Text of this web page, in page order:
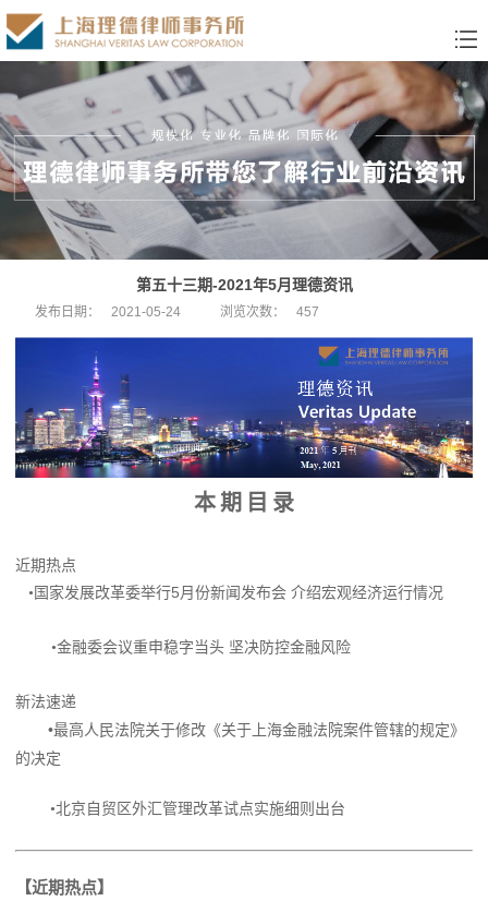
第五十三期-2021年5月理德资讯
发布日期： 2021-05-24 浏览次数： 457
本期 目 录
近期热点
• 国家发展改革委举行5月份新闻发布会 介绍宏观经济运行情况
•金融委会议重申稳字当头 坚决防控金融风险
新法速递
•最高人民法院关于修改《关于上海金融法院案件管辖的规定》
的决定
•北京自贸区外汇管理改革试点实施细则出台
【近期热点】